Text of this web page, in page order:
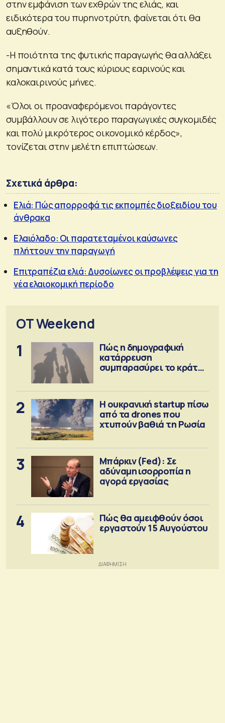
στην εμφάνιση των εχθρών της ελιάς, και
ειδικότερα του πυρηνοτρύτη, φαίνεται ότι θα
αυξηθούν.
-Η ποιότητα της φυτικής παραγωγής θα αλλάξει
σημαντικά κατά τους κύριους εαρινούς και
καλοκαιρινούς μήνες.
«Όλοι οι προαναφερόμενοι παράγοντες
συμβάλλουν σε λιγότερο παραγωγικές συγκομιδές
και πολύ μικρότερος οικονομικό κέρδος»,
τονίζεται στην μελέτη επιπτώσεων.
Σχετικά άρθρα:
Ελιά: Πώς απορροφά τις εκπομπές διοξειδίου του
άνθρακα
Ελαιόλαδο: Οι παρατεταμένοι καύσωνες
πλήττουν την παραγωγή
Επιτραπέζια ελιά: Δυσοίωνες οι προβλέψεις για τη
νέα ελαιοκομική περίοδο
OT Weekend
1
Πώς η δημογραφική
κατάρρευση
συμπαρασύρει το κράτος
2
Η ουκρανική startup πίσω
από τα drones που
χτυπούν βαθιά τη Ρωσία
3
Μπάρκιν (Fed): Σε
αδύναμη ισορροπία η
αγορά εργασίας
4
Πώς θα αμειφθούν όσοι
εργαστούν 15 Αυγούστου